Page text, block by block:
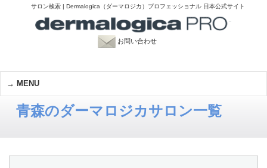
サロン検索 | Dermalogica（ダーマロジカ）プロフェッショナル 日本公式サイト
お問い合わせ
MENU
青森のダーマロジカサロン一覧